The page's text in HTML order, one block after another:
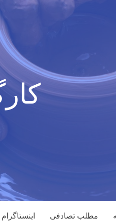
اینستاگرام مطلب تصادفی